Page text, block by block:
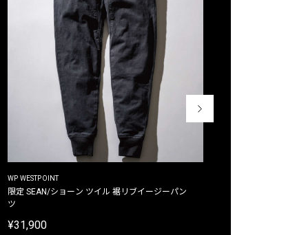
WP WESTPOINT
限定 SEAN/ショーン ツイル 裾リブイージーパン
ツ
¥31,900